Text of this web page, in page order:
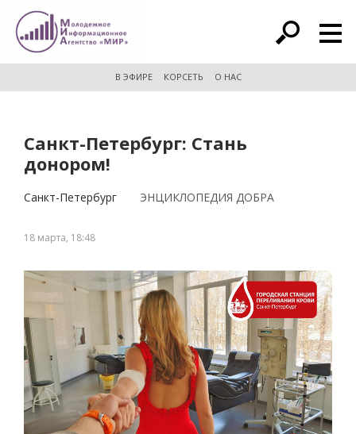
расширенный поиск
В ЭФИРЕ КОРСЕТЬ О НАС
Санкт-Петербург: Стань
донором!
Санкт-Петербург ЭНЦИКЛОПЕДИЯ ДОБРА
18 марта, 18:48